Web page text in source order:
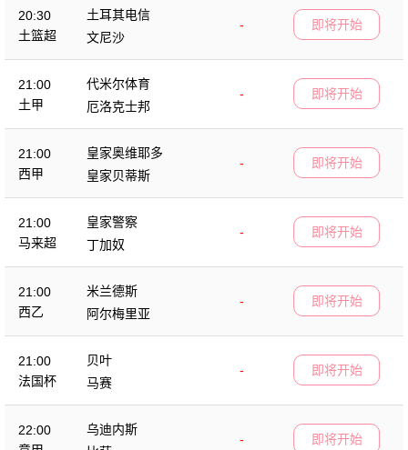
20:30
土篮超
土耳其电信
-
文尼沙
即将开始
21:00
土甲
代米尔体育
-
厄洛克士邦
即将开始
21:00
西甲
皇家奥维耶多
-
皇家贝蒂斯
即将开始
21:00
马来超
皇家警察
-
丁加奴
即将开始
21:00
西乙
米兰德斯
-
阿尔梅里亚
即将开始
21:00
法国杯
贝叶
-
马赛
即将开始
22:00
乌迪内斯
-
即将开始